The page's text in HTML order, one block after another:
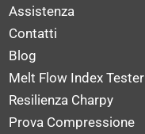
Assistenza
Contatti
Blog
Melt Flow Index Tester
Resilienza Charpy
Prova Compressione